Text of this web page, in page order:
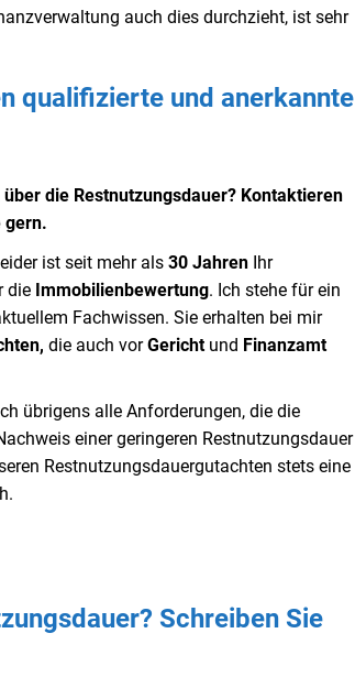
auch dies durchzieht, ist sehr
qualifizierte und anerkannte
die Restnutzungsdauer? Kontaktieren
gern.
ist seit mehr als 30 JahrenIhr
die Immobilienbewertung. Ich stehe für ein
Fachwissen. Sie erhalten bei mir
die auch vorGerichtund Finanzamt
übrigens alle Anforderungen, die die
einer geringeren Restnutzungsdauer
Restnutzungsdauergutachten stets eine
Schreiben Sie